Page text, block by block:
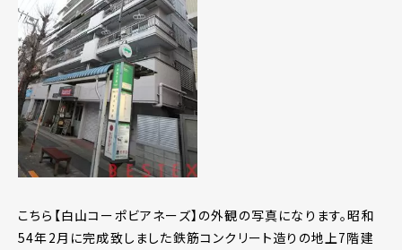
こちら【白山コーポビアネーズ】の外観の写真になります。昭和
54年2月に完成致しました鉄筋コンクリート造りの地上7階建